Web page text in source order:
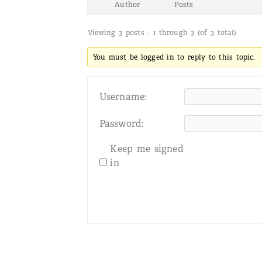
Author Posts
Viewing 3 posts - 1 through 3 (of 3 total)
You must be logged in to reply to this topic.
Username:
Password:
Keep me signed
in